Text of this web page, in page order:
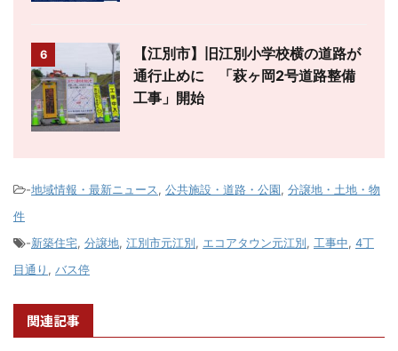
6
【江別市】旧江別小学校横の道路が
通行止めに 「萩ヶ岡2号道路整備
工事」開始
-地域情報・最新ニュース, 公共施設・道路・公園, 分譲地・土地・物
件
-新築住宅, 分譲地, 江別市元江別, エコアタウン元江別, 工事中, 4丁
目通り , バス停
関連記事